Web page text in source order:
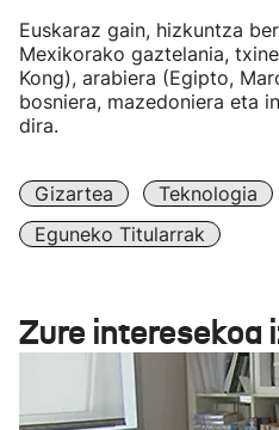
Euskaraz gain, hizkuntza
Mexikorako gaztelania,
Kong), arabiera (Egipto,
bosniera, mazedoniera eta
dira.
Gizartea Teknologia
Eguneko Titularrak
Zure interesekoa